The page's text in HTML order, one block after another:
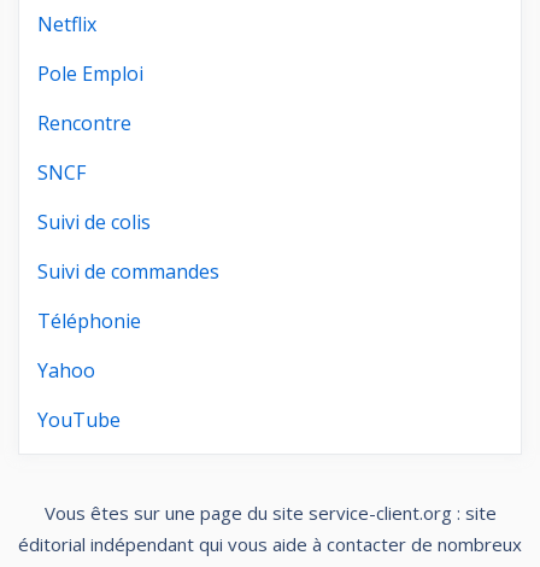
Netflix
Pole Emploi
Rencontre
SNCF
Suivi de colis
Suivi de commandes
Téléphonie
Yahoo
YouTube
Vous êtes sur une page du site service-client.org : site
éditorial indépendant qui vous aide à contacter de nombreux